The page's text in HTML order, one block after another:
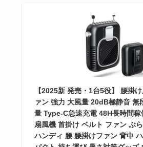
【2025新 発売・1台5役】 腰掛
ァン 強力 大風量 20dB極静音 無
量 Type-C急速充電 48H長時間稼
扇風機 首掛け ベルト ファン ぶ
ハンディ 腰 腰掛けファン 背中